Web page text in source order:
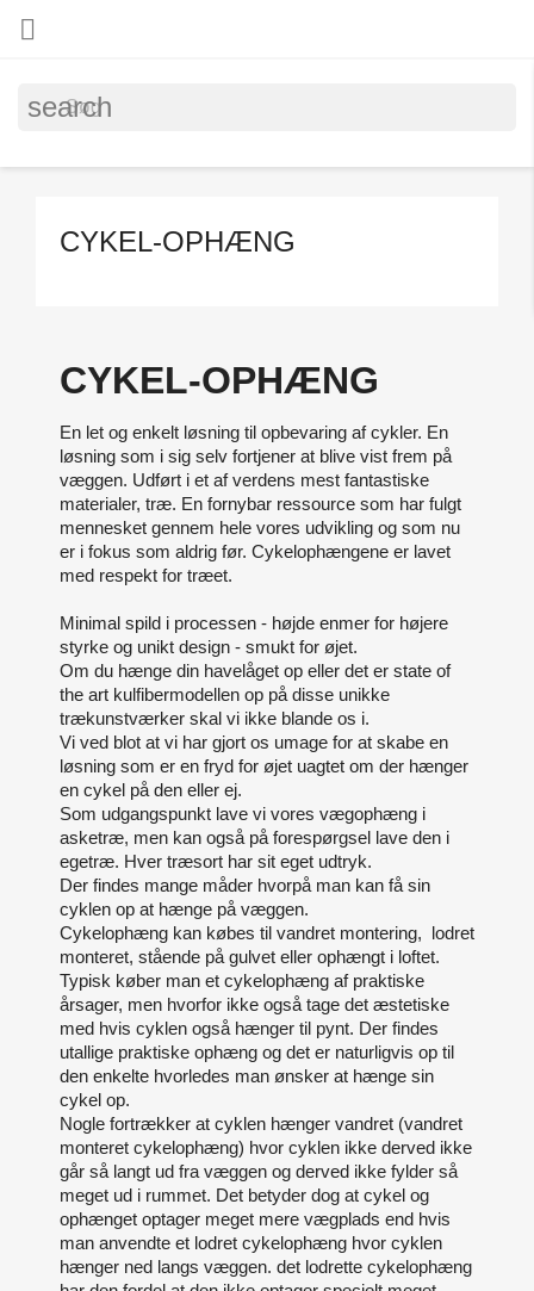

search
CYKEL-OPHÆNG
CYKEL-OPHÆNG
En let og enkelt løsning til opbevaring af cykler. En
løsning som i sig selv fortjener at blive vist frem på
væggen. Udført i et af verdens mest fantastiske
materialer, træ. En fornybar ressource som har fulgt
mennesket gennem hele vores udvikling og som nu
er i fokus som aldrig før. Cykelophængene er lavet
med respekt for træet.
Minimal spild i processen - højde enmer for højere
styrke og unikt design - smukt for øjet.
Om du hænge din havelåget op eller det er state of
the art kulfibermodellen op på disse unikke
trækunstværker skal vi ikke blande os i.
Vi ved blot at vi har gjort os umage for at skabe en
løsning som er en fryd for øjet uagtet om der hænger
en cykel på den eller ej.
Som udgangspunkt lave vi vores vægophæng i
asketræ, men kan også på forespørgsel lave den i
egetræ. Hver træsort har sit eget udtryk.
Der findes mange måder hvorpå man kan få sin
cyklen op at hænge på væggen.
Cykelophæng kan købes til vandret montering, lodret
monteret, stående på gulvet eller ophængt i loftet.
Typisk køber man et cykelophæng af praktiske
årsager, men hvorfor ikke også tage det æstetiske
med hvis cyklen også hænger til pynt. Der findes
utallige praktiske ophæng og det er naturligvis op til
den enkelte hvorledes man ønsker at hænge sin
cykel op.
Nogle fortrækker at cyklen hænger vandret (vandret
monteret cykelophæng) hvor cyklen ikke derved ikke
går så langt ud fra væggen og derved ikke fylder så
meget ud i rummet. Det betyder dog at cykel og
ophænget optager meget mere vægplads end hvis
man anvendte et lodret cykelophæng hvor cyklen
hænger ned langs væggen. det lodrette cykelophæng